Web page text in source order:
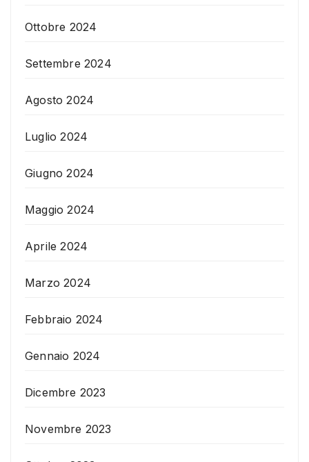
Ottobre 2024
Settembre 2024
Agosto 2024
Luglio 2024
Giugno 2024
Maggio 2024
Aprile 2024
Marzo 2024
Febbraio 2024
Gennaio 2024
Dicembre 2023
Novembre 2023